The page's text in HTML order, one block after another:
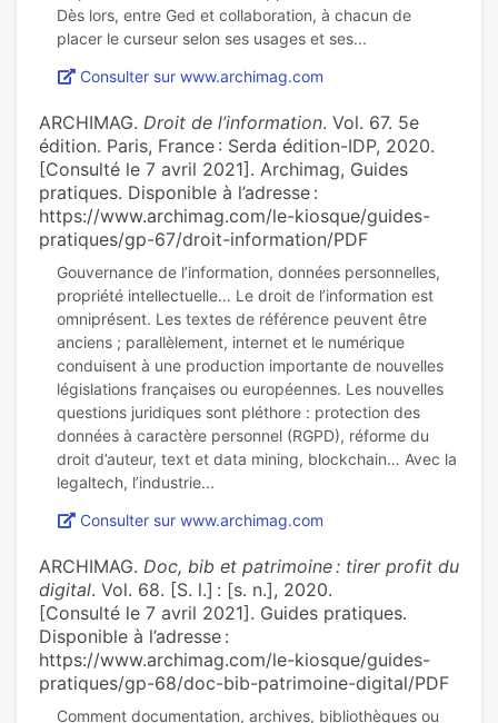
Dès lors, entre Ged et collaboration, à chacun de
Consulter sur www.archimag.com
ARCHIMAG. Droit de l’information. Vol. 67. 5e
édition. Paris, France : Serda édition-IDP, 2020.
[Consulté le 7 avril 2021]. Archimag, Guides
pratiques. Disponible à l’adresse :
https://www.archimag.com/le-kiosque/guides-
pratiques/gp-67/droit-information/PDF
Gouvernance de l’information, données personnelles,
propriété intellectuelle… Le droit de l’information est
omniprésent. Les textes de référence peuvent être
anciens ; parallèlement, internet et le numérique
conduisent à une production importante de nouvelles
législations françaises ou européennes. Les nouvelles
questions juridiques sont pléthore : protection des
données à caractère personnel (RGPD), réforme du
droit d’auteur, text et data mining, blockchain… Avec la
Consulter sur www.archimag.com
ARCHIMAG. Doc, bib et patrimoine : tirer profit du
digital. Vol. 68. [S. l.] : [s. n.], 2020.
[Consulté le 7 avril 2021]. Guides pratiques.
Disponible à l’adresse :
https://www.archimag.com/le-kiosque/guides-
pratiques/gp-68/doc-bib-patrimoine-digital/PDF
Comment documentation, archives, bibliothèques ou